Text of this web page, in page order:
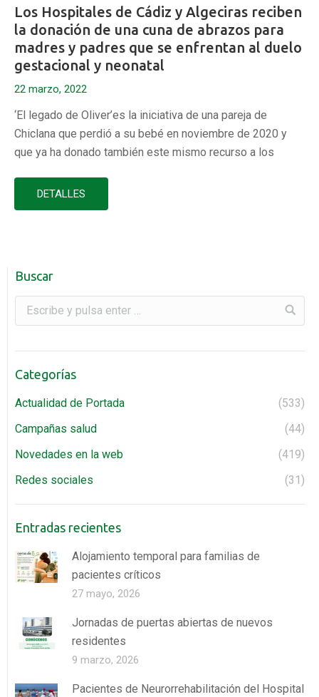
Los Hospitales de Cádiz y Algeciras reciben
la donación de una cuna de abrazos para
madres y padres que se enfrentan al duelo
gestacional y neonatal
22 marzo, 2022
‘El legado de Oliver’es la iniciativa de una pareja de
Chiclana que perdió a su bebé en noviembre de 2020 y
que ya ha donado también este mismo recurso a los
del Mar de Cádiz y Punta de Europa de Algeciras han
recibido la donación de…
DETALLES
Buscar
Categorías
Actualidad de Portada
(533)
Campañas salud
(44)
Novedades en la web
(419)
Redes sociales
(31)
Entradas recientes
Alojamiento temporal para familias de
pacientes críticos
27 mayo, 2026
Jornadas de puertas abiertas de nuevos
residentes
9 marzo, 2026
Pacientes de Neurorrehabilitación del Hospital